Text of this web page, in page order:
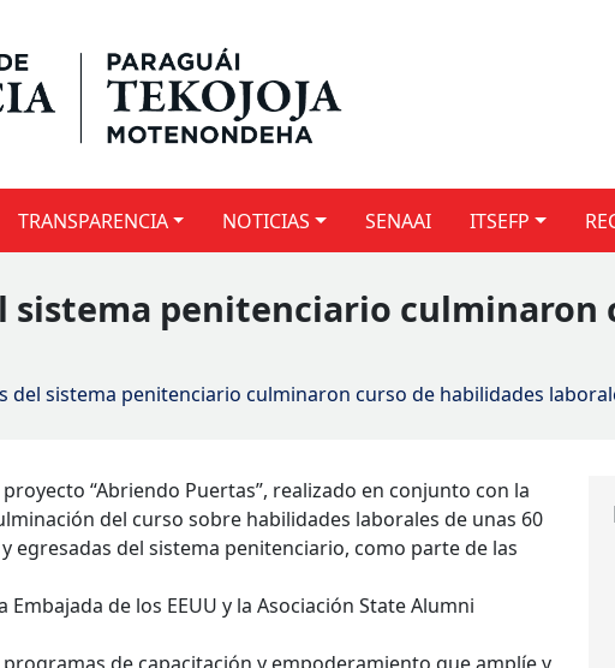
TRANSPARENCIA NOTICIAS SENAAI ITSEFP
sistema penitenciario culminaron
del sistema penitenciario culminaron curso de habilidades
“Abriendo Puertas”, realizado en conjunto con la
del curso sobre habilidades laborales de unas 60
egresadas del sistema penitenciario, como parte de las
de los EEUU y la Asociación State Alumni